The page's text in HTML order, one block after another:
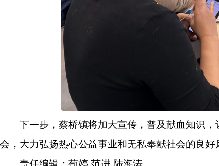
下一步，蔡桥镇将加大宣传，普及献血知识
会，大力弘扬热心公益事业和无私奉献社会的良好
责任编辑：荀婷 范进 陆海涛